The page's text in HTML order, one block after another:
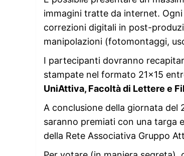
immagini tratte da internet.
correzioni digitali in post-
manipolazioni (fotomontaggi,
I partecipanti dovranno
stampate nel formato 21×15
UniAttiva, Facoltà di Lettere e
A conclusione della giornata del
saranno premiati con una targa
della Rete Associativa Gruppo